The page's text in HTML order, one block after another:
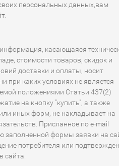
персональных данных,вам
касающаяся
стоимости товаров, скидок и
доставки и оплаты, носит
при каких условиях не является
положениями Статьи 437(2)
на кнопку "купить", а также
иных форм, не накладывает на
Присланное по e-mail
заполненной формы заявки на
потребителя или
сайта.